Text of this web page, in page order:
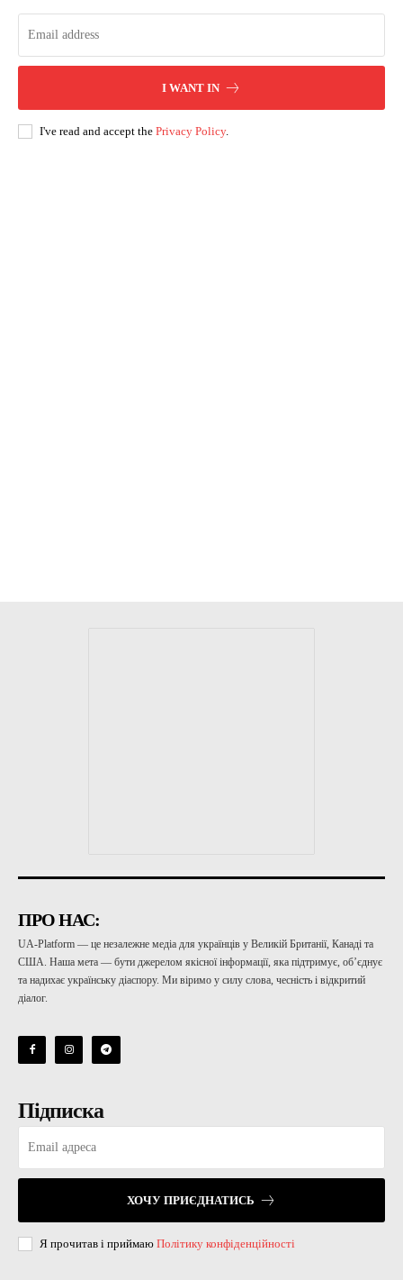
I WANT IN
I've read and accept the Privacy Policy.
ПРО НАС:
UA-Platform — це незалежне медіа для українців у Великій Британії, Канаді та
США. Наша мета — бути джерелом якісної інформації, яка підтримує, об’єднує
та надихає українську діаспору. Ми віримо у силу слова, чесність і відкритий
діалог.
Підписка
ХОЧУ ПРИЄДНАТИСЬ
Я прочитав і приймаю Політику конфіденційності